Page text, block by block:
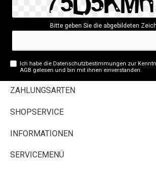
Bitte geben Sie die abgebildeten
Ich habe dieDatenschutzbestimmungen zur
AGB gelesen und bin mit ihnen einverstanden.
ZAHLUNGSARTEN
SHOPSERVICE
INFORMATIONEN
SERVICEMENÜ